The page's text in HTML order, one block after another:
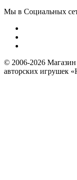
Мы в Социальных
© 2006-2026
авторских игрушек